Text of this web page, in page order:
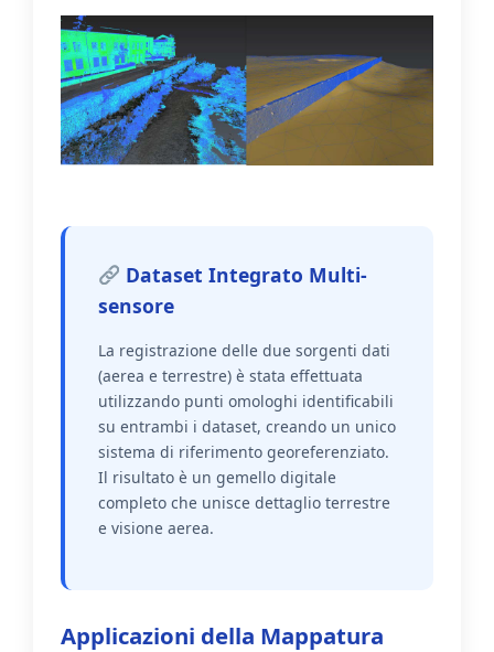
Dataset Integrato Multi-
sensore
La registrazione delle due sorgenti dati
(aerea e terrestre) è stata effettuata
utilizzando punti omologhi identificabili
su entrambi i dataset, creando un unico
sistema di riferimento georeferenziato.
Il risultato è un gemello digitale
completo che unisce dettaglio terrestre
e visione aerea.
Applicazioni della Mappatura